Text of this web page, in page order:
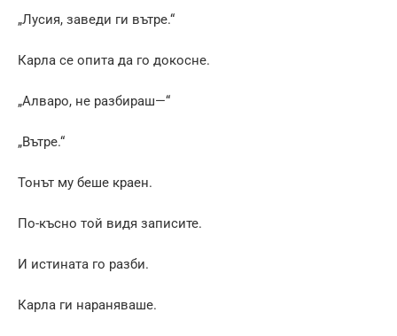
„Лусия, заведи ги вътре.“
Карла се опита да го докосне.
„Алваро, не разбираш—“
„Вътре.“
Тонът му беше краен.
По-късно той видя записите.
И истината го разби.
Карла ги нараняваше.